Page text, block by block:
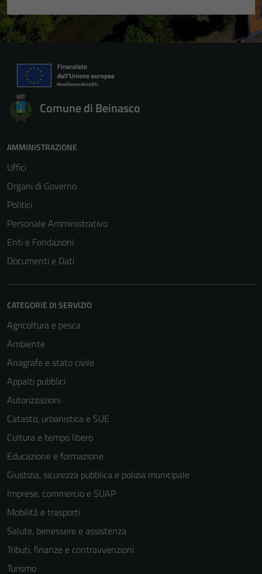
Comune di Beinasco
AMMINISTRAZIONE
Uffici
Organi di Governo
Politici
Personale Amministrativo
Enti e Fondazioni
Documenti e Dati
CATEGORIE DI SERVIZIO
Agricoltura e pesca
Ambiente
Anagrafe e stato civile
Appalti pubblici
Autorizzazioni
Catasto, urbanistica e SUE
Cultura e tempo libero
Educazione e formazione
Giustizia, sicurezza pubblica e polizia municipale
Imprese, commercio e SUAP
Mobilità e trasporti
Salute, benessere e assistenza
Tributi, finanze e contravvenzioni
Turismo